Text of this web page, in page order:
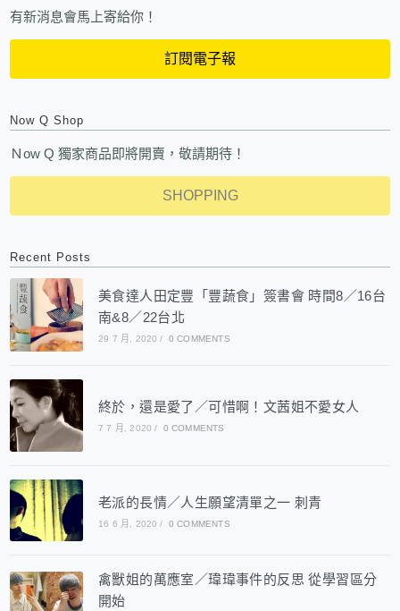
有新消息會馬上寄給你！
訂閱電子報
Now Q Shop
Ｎow Q 獨家商品即將開賣，敬請期待！
SHOPPING
Recent Posts
美食達人田定豐「豐蔬食」簽書會 時間8／16台
南&8／22台北
29 7 月, 2020 / 0 COMMENTS
終於，還是愛了／可惜啊！文茜姐不愛女人
7 7 月, 2020 / 0 COMMENTS
老派的長情／人生願望清單之一 刺青
16 6 月, 2020 / 0 COMMENTS
禽獸姐的萬應室／瑋瑋事件的反思 從學習區分
開始